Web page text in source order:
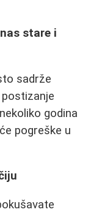
stare i
sadrže
godina
pogreške u